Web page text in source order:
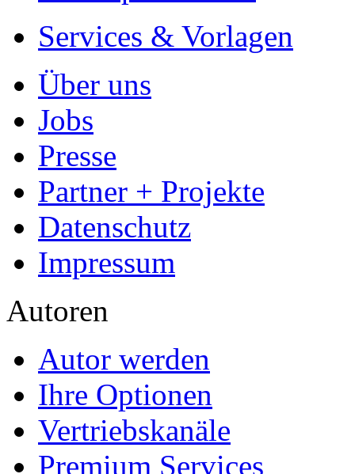
- Publikation als E-Book
- Hohes Honorar auf die
- Für Sie komplett
- Es dauert nur 5 Minuten
- Jede Arbeit findet Leser
Allgemein
Home
Arbeiten hochladen
Katalog
Tipps und Ratschläge